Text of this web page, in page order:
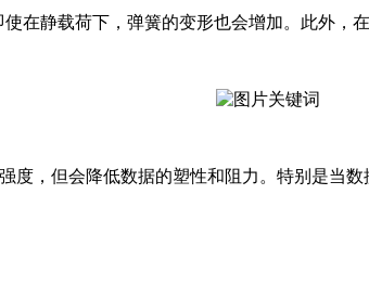
静载荷下，弹簧的变形也会增加。此外，
，但会降低数据的塑性和阻力。特别是当